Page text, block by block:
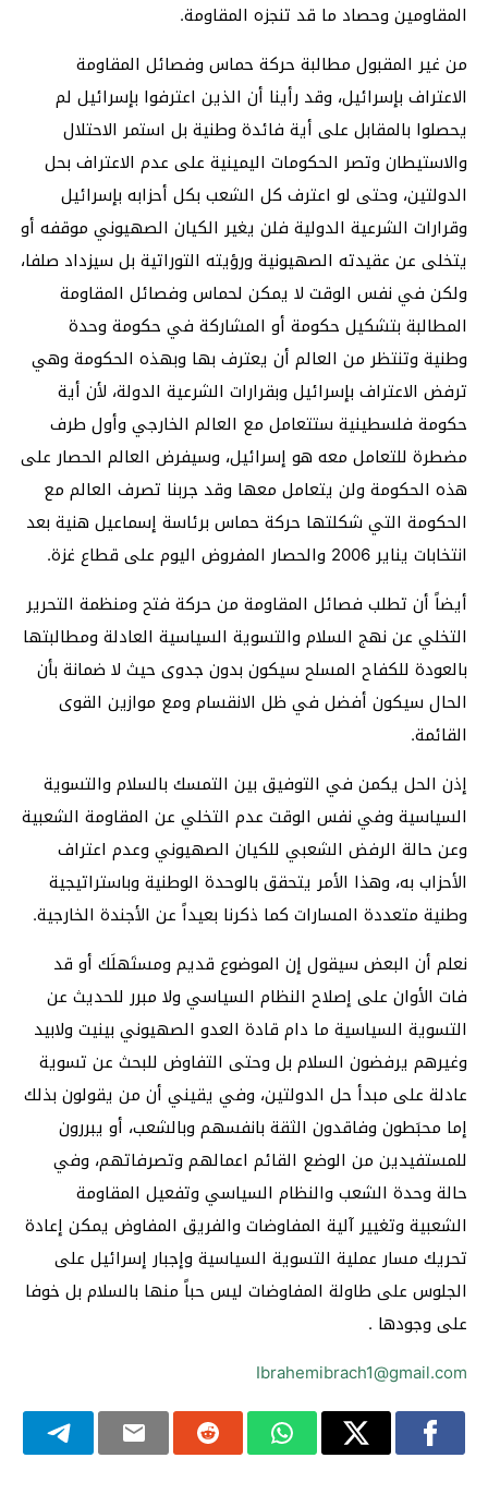
المقاومين وحصاد ما قد تنجزه المقاومة.
من غير المقبول مطالبة حركة حماس وفصائل المقاومة
الاعتراف بإسرائيل، وقد رأينا أن الذين اعترفوا بإسرائيل لم
يحصلوا بالمقابل على أية فائدة وطنية بل استمر الاحتلال
والاستيطان وتصر الحكومات اليمينية على عدم الاعتراف بحل
الدولتين، وحتى لو اعترف كل الشعب بكل أحزابه بإسرائيل
وقرارات الشرعية الدولية فلن يغير الكيان الصهيوني موقفه أو
يتخلى عن عقيدته الصهيونية ورؤيته التوراتية بل سيزداد صلفا،
ولكن في نفس الوقت لا يمكن لحماس وفصائل المقاومة
المطالبة بتشكيل حكومة أو المشاركة في حكومة وحدة
وطنية وتنتظر من العالم أن يعترف بها وبهذه الحكومة وهي
ترفض الاعتراف بإسرائيل وبقرارات الشرعية الدولة، لأن أية
حكومة فلسطينية ستتعامل مع العالم الخارجي وأول طرف
مضطرة للتعامل معه هو إسرائيل، وسيفرض العالم الحصار على
هذه الحكومة ولن يتعامل معها وقد جربنا تصرف العالم مع
الحكومة التي شكلتها حركة حماس برئاسة إسماعيل هنية بعد
انتخابات يناير 2006 والحصار المفروض اليوم على قطاع غزة.
أيضاً أن تطلب فصائل المقاومة من حركة فتح ومنظمة التحرير
التخلي عن نهج السلام والتسوية السياسية العادلة ومطالبتها
بالعودة للكفاح المسلح سيكون بدون جدوى حيث لا ضمانة بأن
الحال سيكون أفضل في ظل الانقسام ومع موازين القوى
القائمة.
إذن الحل يكمن في التوفيق بين التمسك بالسلام والتسوية
السياسية وفي نفس الوقت عدم التخلي عن المقاومة الشعبية
وعن حالة الرفض الشعبي للكيان الصهيوني وعدم اعتراف
الأحزاب به، وهذا الأمر يتحقق بالوحدة الوطنية وباستراتيجية
وطنية متعددة المسارات كما ذكرنا بعيداً عن الأجندة الخارجية.
نعلم أن البعض سيقول إن الموضوع قديم ومستَهلَك أو قد
فات الأوان على إصلاح النظام السياسي ولا مبرر للحديث عن
التسوية السياسية ما دام قادة العدو الصهيوني بينيت ولابيد
وغيرهم يرفضون السلام بل وحتى التفاوض للبحث عن تسوية
عادلة على مبدأ حل الدولتين، وفي يقيني أن من يقولون بذلك
إما محبَطون وفاقدون الثقة بانفسهم وبالشعب، أو يبررون
للمستفيدين من الوضع القائم اعمالهم وتصرفاتهم، وفي
حالة وحدة الشعب والنظام السياسي وتفعيل المقاومة
الشعبية وتغيير آلية المفاوضات والفريق المفاوض يمكن إعادة
تحريك مسار عملية التسوية السياسية وإجبار إسرائيل على
الجلوس على طاولة المفاوضات ليس حباً منها بالسلام بل خوفا
على وجودها .
Ibrahemibrach1@gmail.com